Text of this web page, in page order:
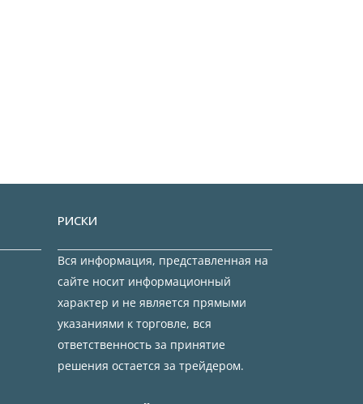
РИСКИ
Вся информация, представленная на
сайте носит информационный
характер и не является прямыми
указаниями к торговле, вся
ответственность за принятие
решения остается за трейдером.